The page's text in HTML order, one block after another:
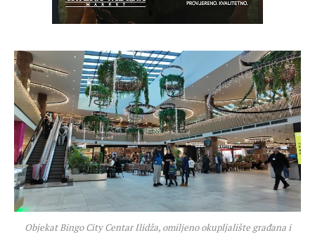
Objekat Bingo City Centar Ilidža, omiljeno okupljalište građana i